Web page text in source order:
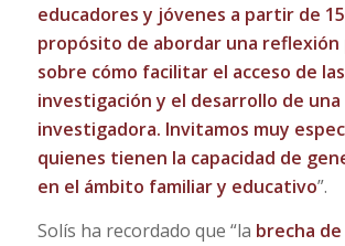
educadores y jóvenes a partir de
propósito de abordar una
sobre cómo facilitar el acceso de
investigación y el desarrollo de
investigadora. Invitamos muy
quienes tienen la capacidad de
en el ámbito familiar y educativo”.
Solís ha recordado que “la brecha